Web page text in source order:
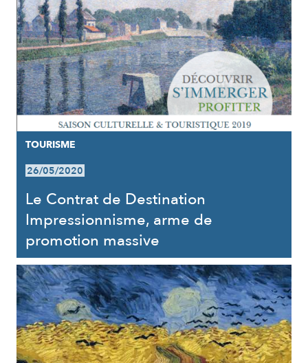
TOURISME
26/05/2020
Le Contrat de Destination
Impressionnisme, arme de
promotion massive